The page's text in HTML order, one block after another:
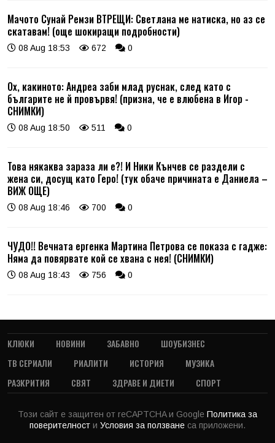
Мачото Сунай Ремзи ВТРЕЩИ: Светлана ме натиска, но аз се
скатавам! (още шокиращи подробности)
08 Aug 18:53 672 0
Ох, какиното: Андреа заби млад руснак, след като с
българите не й провървя! (призна, че е влюбена в Игор -
СНИМКИ)
08 Aug 18:50 511 0
Това някаква зараза ли е?! И Ники Кънчев се раздели с
жена си, досущ като Геро! (тук обаче причината е Даниела –
ВИЖ ОЩЕ)
08 Aug 18:46 700 0
ЧУДО!! Вечната ергенка Мартина Петрова се показа с гадже:
Няма да повярвате кой се хвана с нея! (СНИМКИ)
08 Aug 18:43 756 0
КЛЮКИ НОВИНИ ЗАБАВНО
ШОУБИЗНЕС
ТВ СЕРИАЛИ
РИАЛИТИ ИСТОРИЯ
МУЗИКА
РАЗКРИТИЯ
СВЯТ ЗДРАВЕ И ДИЕТИ СПОРТ
Този сайт е защитен от reCAPTCHA и Google Политика за
поверителност и Условия за ползване са приложени.